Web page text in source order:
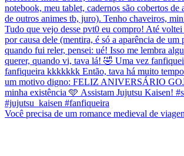
Você precisa de um romance medieval de